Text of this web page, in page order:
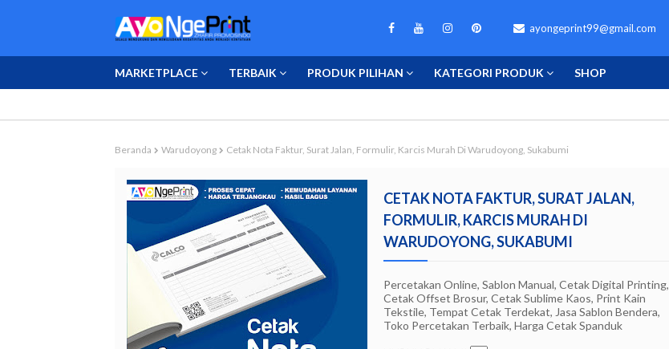
ayongeprint99@gmail.com
MARKETPLACE TERBAIK PRODUK PILIHAN KATEGORI PRODUK SHOP
Beranda Warudoyong Cetak Nota Faktur, Surat Jalan, Formulir, Karcis Murah Di Warudoyong, Sukabumi
CETAK NOTA FAKTUR, SURAT JALAN,
FORMULIR, KARCIS MURAH DI
WARUDOYONG, SUKABUMI
Percetakan Online, Sablon Manual, Cetak Digital Printing,
Cetak Offset Brosur, Cetak Sublime Kaos, Print Kain
Tekstile, Tempat Cetak Terdekat, Jasa Sablon Bendera,
Toko Percetakan Terbaik, Harga Cetak Spanduk